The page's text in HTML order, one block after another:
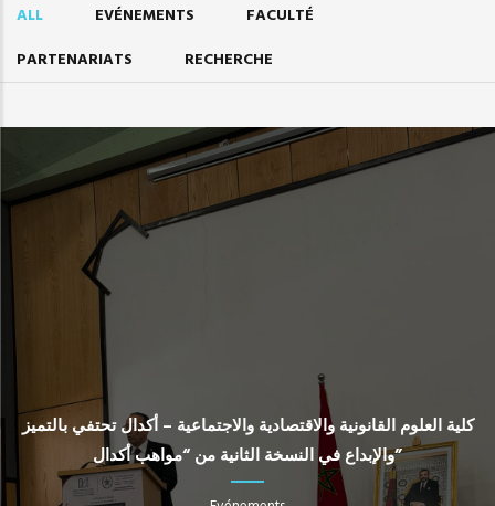
ALL EVÉNEMENTS
FACULTÉ
PARTENARIATS
RECHERCHE
كلية العلوم القانونية والاقتصادية والاجتماعية – أكدال تحتفي بالتميز
والإبداع في النسخة الثانية من “مواهب أكدال”